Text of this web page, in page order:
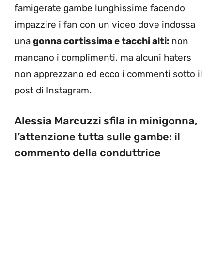
famigerate gambe lunghissime facendo
impazzire i fan con un video dove indossa
una gonna cortissima e tacchi alti: non
mancano i complimenti, ma alcuni haters
non apprezzano ed ecco i commenti sotto il
post di Instagram.
Alessia Marcuzzi sfila in minigonna,
l’attenzione tutta sulle gambe: il
commento della conduttrice